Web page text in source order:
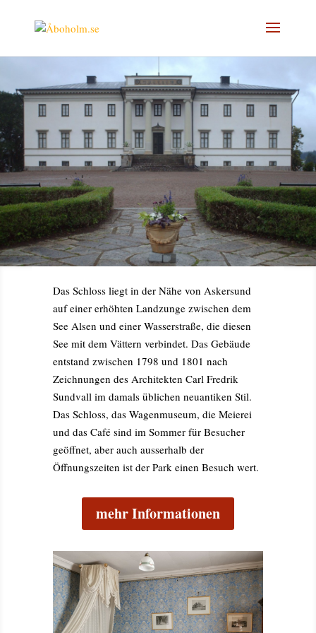
Das Schloss liegt in der Nähe von Askersund
auf einer erhöhten Landzunge zwischen dem
See Alsen und einer Wasserstraße, die diesen
See mit dem Vättern verbindet. Das Gebäude
entstand zwischen 1798 und 1801 nach
Zeichnungen des Architekten Carl Fredrik
Sundvall im damals üblichen neuantiken Stil.
Das Schloss, das Wagenmuseum, die Meierei
und das Café sind im Sommer für Besucher
geöffnet, aber auch ausserhalb der
Öffnungszeiten ist der Park einen Besuch wert.
mehr Informationen